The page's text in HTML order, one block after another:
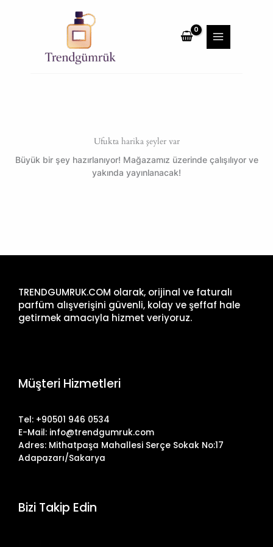
MENU
Ufukta harika şeyler var
Büyük bir şey hazırlanıyor! Mağazamız üzerinde çalışılıyor ve
yakında yayınlanacak!
TRENDGUMRUK.COM olarak, orijinal ve faturalı
parfüm alışverişini güvenli, kolay ve şeffaf hale
getirmek amacıyla hizmet veriyoruz.
Müşteri Hizmetleri
Tel: +90501 946 0534
E-Mail: info@trendgumruk.com
Adres: Mithatpaşa Mahallesi Serçe Sokak No:17
Adapazarı/Sakarya
Bizi Takip Edin